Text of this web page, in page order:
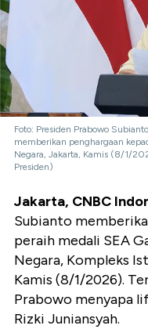
Foto: Presiden Prabowo
memberikan penghargaan
Negara, Jakarta, Kamis (8/1/
Presiden)
Jakarta, CNBC
Subianto
peraih medali SEA
Negara, Kompleks
Kamis (8/1/2026).
Prabowo menyapa
Rizki Juniansyah.